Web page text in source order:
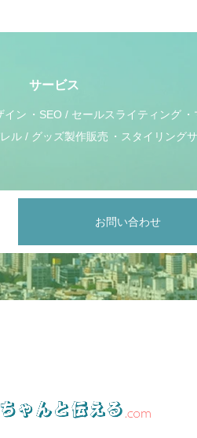
サービス
イン SEO / セールスライティング
ル / グッズ製作販売 スタイリング
お問い合わせ